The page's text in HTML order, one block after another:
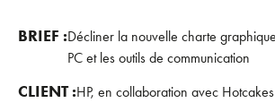
BRIEF :Décliner la nouvelle charte
PC et les outils de communication
CLIENT :HP, en collaboration avec Hotcakes